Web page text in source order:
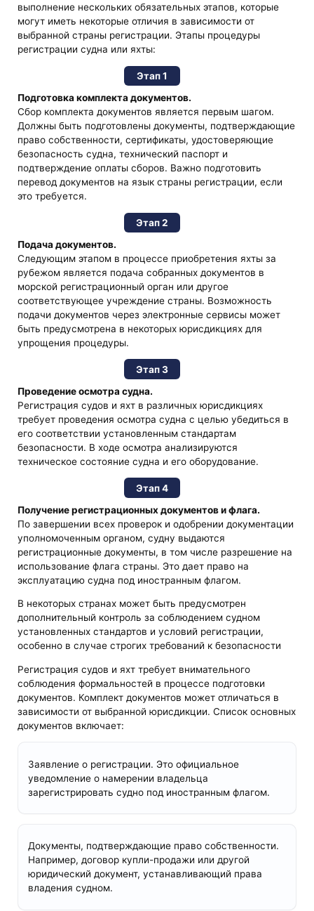
выполнение нескольких обязательных этапов, которые
могут иметь некоторые отличия в зависимости от
выбранной страны регистрации. Этапы процедуры
регистрации судна или яхты:
Этап 1
Подготовка комплекта документов.
Сбор комплекта документов является первым шагом.
Должны быть подготовлены документы, подтверждающие
право собственности, сертификаты, удостоверяющие
безопасность судна, технический паспорт и
подтверждение оплаты сборов. Важно подготовить
перевод документов на язык страны регистрации, если
это требуется.
Этап 2
Подача документов.
Следующим этапом в процессе приобретения яхты за
рубежом является подача собранных документов в
морской регистрационный орган или другое
соответствующее учреждение страны. Возможность
подачи документов через электронные сервисы может
быть предусмотрена в некоторых юрисдикциях для
упрощения процедуры.
Этап 3
Проведение осмотра судна.
Регистрация судов и яхт в различных юрисдикциях
требует проведения осмотра судна с целью убедиться в
его соответствии установленным стандартам
безопасности. В ходе осмотра анализируются
техническое состояние судна и его оборудование.
Этап 4
Получение регистрационных документов и флага.
По завершении всех проверок и одобрении документации
уполномоченным органом, судну выдаются
регистрационные документы, в том числе разрешение на
использование флага страны. Это дает право на
эксплуатацию судна под иностранным флагом.
В некоторых странах может быть предусмотрен
дополнительный контроль за соблюдением судном
установленных стандартов и условий регистрации,
особенно в случае строгих требований к безопасности
Регистрация судов и яхт требует внимательного
соблюдения формальностей в процессе подготовки
документов. Комплект документов может отличаться в
зависимости от выбранной юрисдикции. Список основных
документов включает:
Заявление о регистрации. Это официальное
уведомление о намерении владельца
зарегистрировать судно под иностранным флагом.
Документы, подтверждающие право собственности.
Например, договор купли-продажи или другой
юридический документ, устанавливающий права
владения судном.